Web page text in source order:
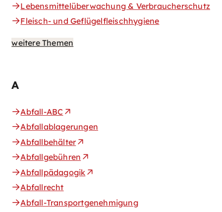
Lebensmittelüberwachung & Verbraucherschutz
Fleisch- und Geflügelfleischhygiene
weitere Themen
A
Abfall-ABC
Abfallablagerungen
Abfallbehälter
Abfallgebühren
Abfallpädagogik
Abfallrecht
Abfall-Transportgenehmigung